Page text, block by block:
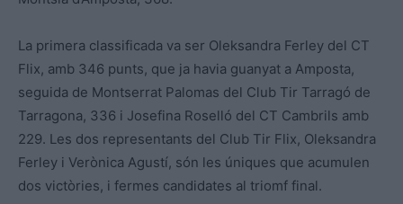
La primera classificada va ser Oleksandra Ferley del CT
Flix, amb 346 punts, que ja havia guanyat a Amposta,
seguida de Montserrat Palomas del Club Tir Tarragó de
Tarragona, 336 i Josefina Roselló del CT Cambrils amb
229. Les dos representants del Club Tir Flix, Oleksandra
Ferley i Verònica Agustí, són les úniques que acumulen
dos victòries, i fermes candidates al triomf final.